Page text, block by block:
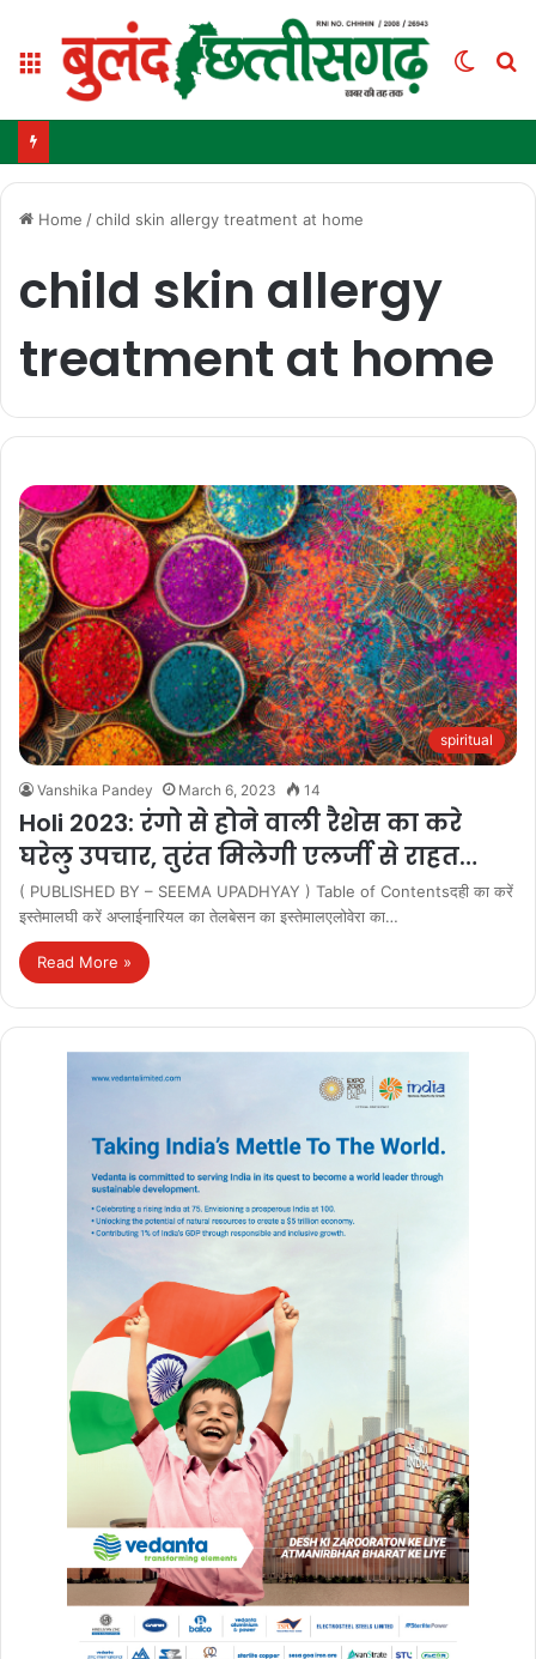
Menu
Switch
Home /child skin allergy treatment at home
child skin allergy
treatment at home
spiritual
Vanshika Pandey March 6, 2023 14
Holi 2023: रंगो से होने वाली रैशेस का करे
घरेलु उपचार, तुरंत मिलेगी एलर्जी से राहत…
( PUBLISHED BY – SEEMA UPADHYAY ) Table of Contentsदही का करें
इस्‍तेमालघी करें अप्‍लाईनारियल का तेलबेसन का इस्‍तेमालएलोवेरा का…
Read More »